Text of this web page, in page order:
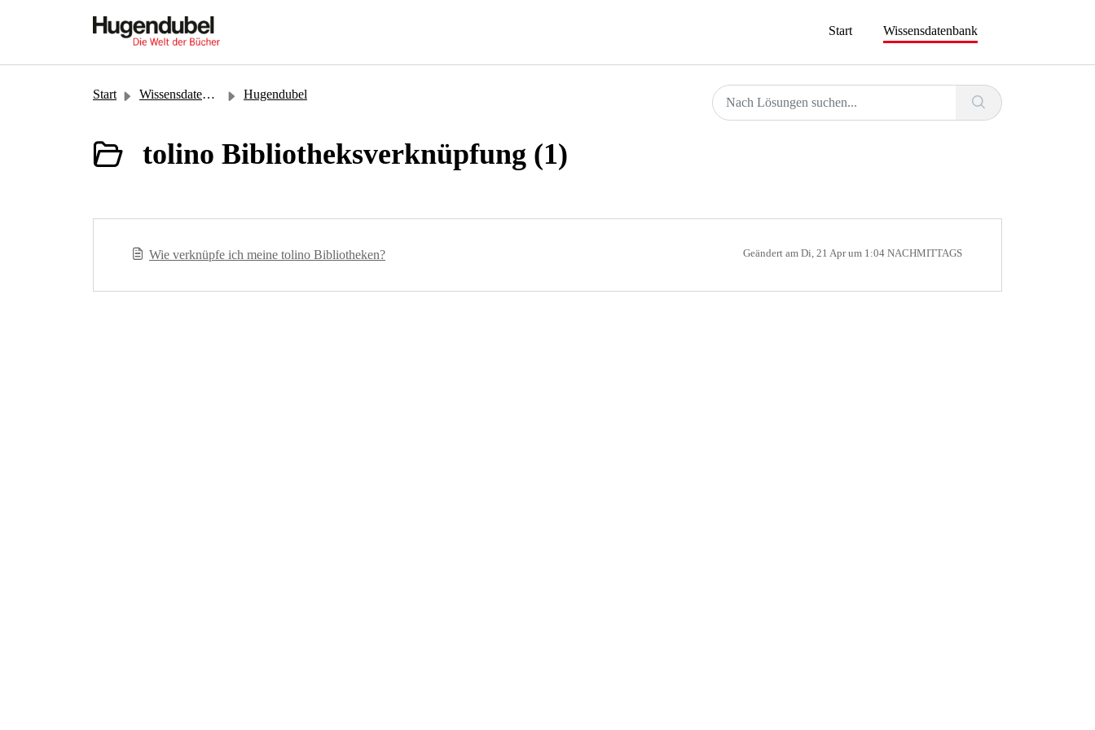
Start
Wissensdatenbank
Start Wissensdatenbank Hugendubel
tolino Bibliotheksverknüpfung (1)
Wie verknüpfe ich meine tolino Bibliotheken? Geändert am Di, 21 Apr um 1:04 NACHMITTAGS